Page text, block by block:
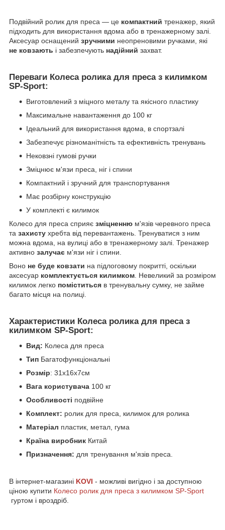
Подвійний ролик для преса — це компактний тренажер, який
підходить для використання вдома або в тренажерному залі.
Аксесуар оснащений зручними неопреновими ручками, які
не ковзають і забезпечують надійний захват.
Переваги Колеса ролика для преса з килимком
SP-Sport:
Виготовлений з міцного металу та якісного пластику
Максимальне навантаження до 100 кг
Ідеальний для використання вдома, в спортзалі
Забезпечує різноманітність та ефективність тренувань
Нековзні гумові ручки
Зміцнює м'язи преса, ніг і спини
Компактний і зручний для транспортування
Має розбірну конструкцію
У комплекті є килимок
Колесо для преса сприяє зміцненню м'язів черевного преса
та захисту хребта від перевантажень. Тренуватися з ним
можна вдома, на вулиці або в тренажерному залі. Тренажер
активно залучає м'язи ніг і спини.
Воно не буде ковзати на підлоговому покритті, оскільки
аксесуар комплектується килимком . Невеликий за розміром
килимок легко поміститься в тренувальну сумку, не займе
багато місця на полиці.
Характеристики Колеса ролика для преса з
килимком SP-Sport:
Вид: Колеса для преса
Тип Багатофункціональні
Розмір: 31х16х7см
Вага користувача 100 кг
Особливості подвійне
Комплект: ролик для преса, килимок для ролика
Матеріал пластик, метал, гума
Країна виробник Китай
Призначення: для тренування м'язів преса.
В інтернет-магазині KOVI - можливі вигідно і за доступною
ціною купити Колесо ролик для преса з килимком SP-Sport
гуртом і вроздріб.